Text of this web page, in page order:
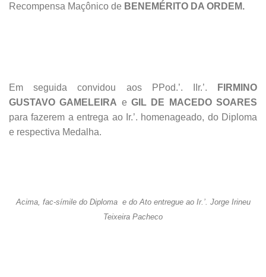
Recompensa Maçônico de BENEMÉRITO DA ORDEM.
Em seguida convidou aos PPod.’. IIr.’.
FIRMINO
GUSTAVO GAMELEIRA eGIL DE MACEDO SOARES
para fazerem a entrega ao Ir.’. homenageado, do Diploma
e respectiva Medalha.
Acima, fac-símile do Diploma e do Ato entregue ao Ir.’. Jorge Irineu
Teixeira Pacheco